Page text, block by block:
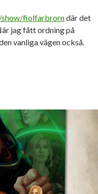
show/fiolfarbrorndär det
jag fått ordning på
vanliga vägen också.